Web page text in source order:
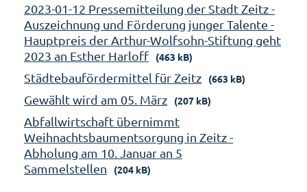
2023-01-12 Pressemitteilung der Stadt Zeitz -
Auszeichnung und Förderung junger Talente -
Hauptpreis der Arthur-Wolfsohn-Stiftung geht
2023 an Esther Harloff
(463 kB)
Städtebaufördermittel für Zeitz (663 kB)
Gewählt wird am 05. März (207 kB)
Abfallwirtschaft übernimmt
Weihnachtsbaumentsorgung in Zeitz -
Abholung am 10. Januar an 5
Sammelstellen
(204 kB)